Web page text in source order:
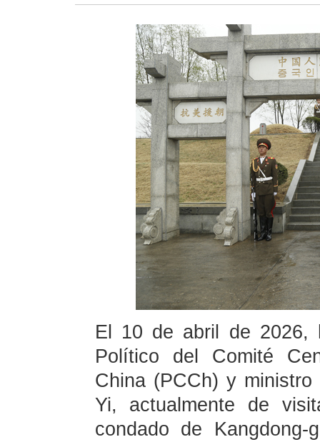
El 10 de abril de 2026,
Político del Comité
China (PCCh) y
Yi, actualmente de
condado de